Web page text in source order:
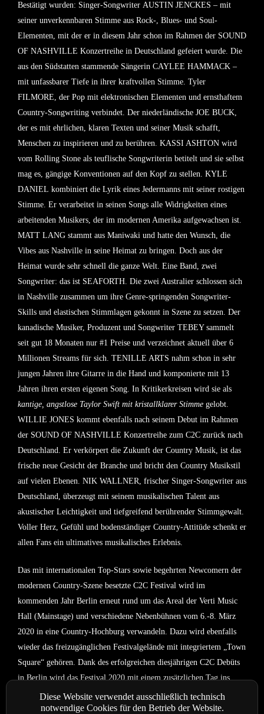
Bestätigt wurden: Singer-Songwriter AUSTIN JENCKES – mit
seiner unverkennbaren Stimme aus Rock-, Blues- und Soul-
Elementen, mit der er in diesem Jahr schon im Rahmen der SOUND
OF NASHVILLE Konzertreihe in Deutschland gefeiert wurde. Die
aus den Südstatten stammende Sängerin CAYLEE HAMMACK –
mit unfassbarer Tiefe in ihrer kraftvollen Stimme. Tyler
FILMORE, der Pop mit elektronischen Elementen und ernsthaftem
Country-Songwriting verbindet. Der niederländische JOE BUCK,
der es mit ehrlichen, klaren Texten und seiner Musik schafft,
Menschen zu inspirieren und zu berühren. KASSI ASHTON wird
vom Rolling Stone als teuflische Songwriterin betitelt und sie selbst
mag es, gängige Konventionen auf den Kopf zu stellen. KYLE
DANIEL kombiniert die Lyrik eines Jedermanns mit seiner rostigen
Stimme. Er verarbeitet in seinen Songs alle Widrigkeiten eines
arbeitenden Musikers, der im modernen Amerika aufgewachsen ist.
MATT LANG stammt aus Maniwaki und hatte den Wunsch, die
Vibes aus Nashville in seine Heimat zu bringen. Doch aus der
Heimat wurde sehr schnell die ganze Welt. Eine Band, zwei
Songwriter: das ist SEAFORTH. Die zwei Australier schlossen sich
in Nashville zusammen um ihre Genre-springenden Songwriter-
Skills und elastischen Stimmlagen gekonnt in Szene zu setzen. Der
kanadische Musiker, Produzent und Songwriter TEBEY sammelt
seit gut 18 Monaten nur #1 Preise und verzeichnet aktuell über 6
Millionen Streams für sich. TENILLE ARTS nahm schon in sehr
jungen Jahren ihre Gitarre in die Hand und komponierte mit 13
Jahren ihren ersten eigenen Song. In Kritikerkreisen wird sie als
kantige, angstlose Taylor Swift mit kristallklarer Stimme gelobt.
WILLIE JONES kommt ebenfalls nach seinem Debut im Rahmen
der SOUND OF NASHVILLE Konzertreihe zum C2C zurück nach
Deutschland. Er verkörpert die Zukunft der Country Musik, ist das
frische neue Gesicht der Branche und bricht den Country Musikstil
auf vielen Ebenen. NIK WALLNER, frischer Singer-Songwriter aus
Deutschland, überzeugt mit seinem musikalischen Talent aus
akustischer Leichtigkeit und tiefgreifend berührender Stimmgewalt.
Voller Herz, Gefühl und bodenständiger Country-Attitüde schenkt er
allen Fans ein ultimatives musikalisches Erlebnis.
Das mit internationalen Top-Stars sowie begehrten Newcomern der
modernen Country-Szene besetzte C2C Festival wird im
kommenden Jahr Berlin erneut rund um das Areal der Verti Music
Hall (Mainstage) und verschiedene Nebenbühnen vom 6.-8. März
2020 in eine Country-Hochburg verwandeln. Dazu wird ebenfalls
wieder das freizugänglichen Festivalgelände mit integriertem „Town
Square“ gehören. Dank des erfolgreichen diesjährigen C2C Debüts
in Berlin wird das Festival 2020 mit einem zusätzlichen Tag ins
Rennen gehen und damit erstmals an drei Tagen stattfinden.
Diese Website verwendet ausschließlich technisch
notwendige Cookies für den Betrieb der Website.